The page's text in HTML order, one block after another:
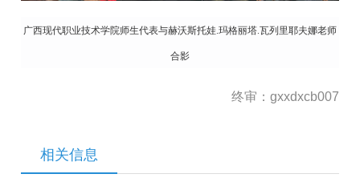
广西现代职业技术学院师生代表与赫沃斯托娃.玛格丽塔.瓦列里耶夫娜老师
合影
终审：gxxdxcb007
相关信息